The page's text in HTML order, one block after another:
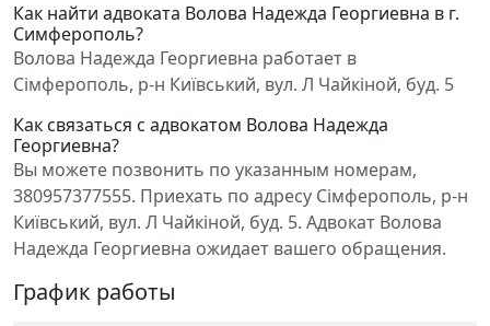
Как найти адвоката Волова Надежда Георгиевна в г.
Симферополь?
Волова Надежда Георгиевна работает в
Сімферополь, р-н Київський, вул. Л Чайкіной, буд. 5
Как связаться с адвокатом Волова Надежда
Георгиевна?
Вы можете позвонить по указанным номерам,
380957377555. Приехать по адресу Сімферополь, р-н
Київський, вул. Л Чайкіной, буд. 5. Адвокат Волова
Надежда Георгиевна ожидает вашего обращения.
График работы